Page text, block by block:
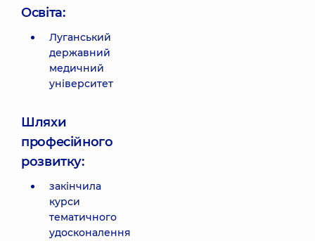
Освіта:
Луганський
державний
медичний
університет
Шляхи
професійного
розвитку:
закінчила
курси
тематичного
удосконалення